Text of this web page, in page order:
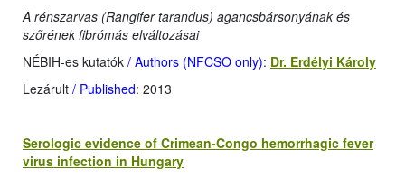
A rénszarvas (Rangifer tarandus) agancsbársonyának és
szőrének fibrómás elváltozásai
NÉBIH-es kutatók / Authors (NFCSO only): Dr. Erdélyi Károly
Lezárult / Published: 2013
Serologic evidence of Crimean-Congo hemorrhagic fever
virus infection in Hungary